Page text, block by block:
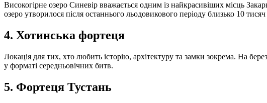
Високогірне озеро Синевір вважається одним із найкрасивіших місць
озеро утворилося після останнього льодовикового періоду близько 10 тисяч
4. Хотинська фортеця
Локація для тих, хто любить історію, архітектуру та замки зокрема. На
у форматі середньовічних битв.
5. Фортеця Тустань